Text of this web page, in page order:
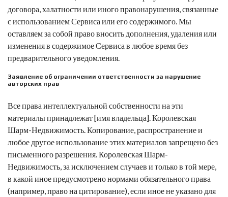
договора, халатности или иного правонарушения, связанные
с использованием Сервиса или его содержимого. Мы
оставляем за собой право вносить дополнения, удаления или
изменения в содержимое Сервиса в любое время без
предварительного уведомления.
Заявление об ограничении ответственности за нарушение
авторских прав
Все права интеллектуальной собственности на эти
материалы принадлежат [имя владельца].Королевская
Шарм-Недвижимость. Копирование, распространение и
любое другое использование этих материалов запрещено без
письменного разрешения.Королевская Шарм-
Недвижимость, за исключением случаев и только в той мере,
в какой иное предусмотрено нормами обязательного права
(например, право на цитирование), если иное не указано для